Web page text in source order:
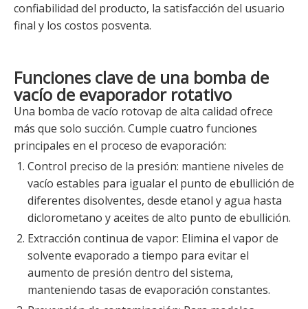
confiabilidad del producto, la satisfacción del usuario
final y los costos posventa.
Funciones clave de una bomba de
vacío de evaporador rotativo
Una bomba de vacío rotovap de alta calidad ofrece
más que solo succión. Cumple cuatro funciones
principales en el proceso de evaporación:
Control preciso de la presión: mantiene niveles de
vacío estables para igualar el punto de ebullición de
diferentes disolventes, desde etanol y agua hasta
diclorometano y aceites de alto punto de ebullición.
Extracción continua de vapor: Elimina el vapor de
solvente evaporado a tiempo para evitar el
aumento de presión dentro del sistema,
manteniendo tasas de evaporación constantes.